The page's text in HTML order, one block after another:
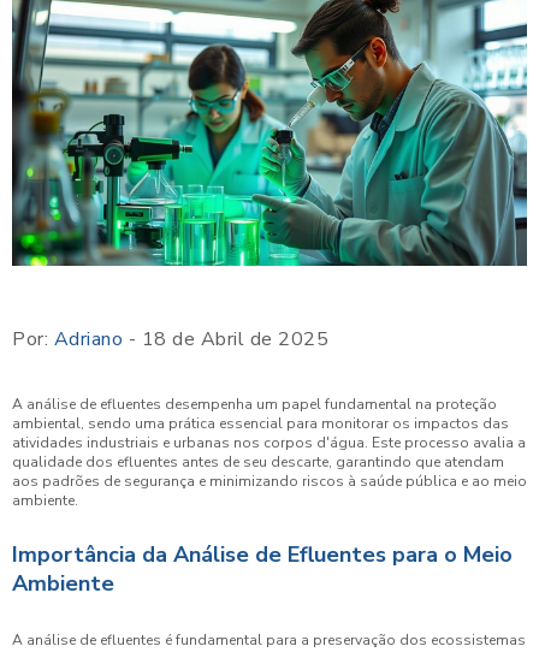
Por: Adriano - 18 de Abril de 2025
A análise de efluentes desempenha um papel fundamental na proteção
ambiental, sendo uma prática essencial para monitorar os impactos das
atividades industriais e urbanas nos corpos d'água. Este processo avalia a
qualidade dos efluentes antes de seu descarte, garantindo que atendam
aos padrões de segurança e minimizando riscos à saúde pública e ao meio
ambiente.
Importância da Análise de Efluentes para o Meio
Ambiente
A análise de efluentes é fundamental para a preservação dos ecossistemas